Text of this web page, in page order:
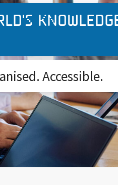
Accessible.